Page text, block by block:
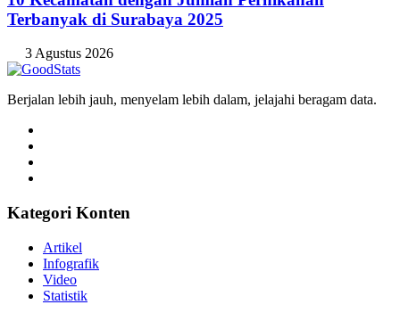
Terbanyak di Surabaya 2025
3 Agustus 2026
Berjalan lebih jauh, menyelam lebih dalam, jelajahi beragam data.
Kategori Konten
Artikel
Infografik
Video
Statistik